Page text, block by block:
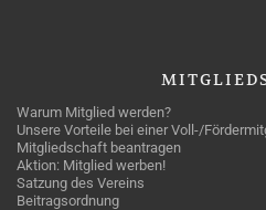
Warum Mitglied werden?
Unsere Vorteile bei einer Voll-/
Mitgliedschaft beantragen
Aktion: Mitglied werben!
Satzung des Vereins
Beitragsordnung